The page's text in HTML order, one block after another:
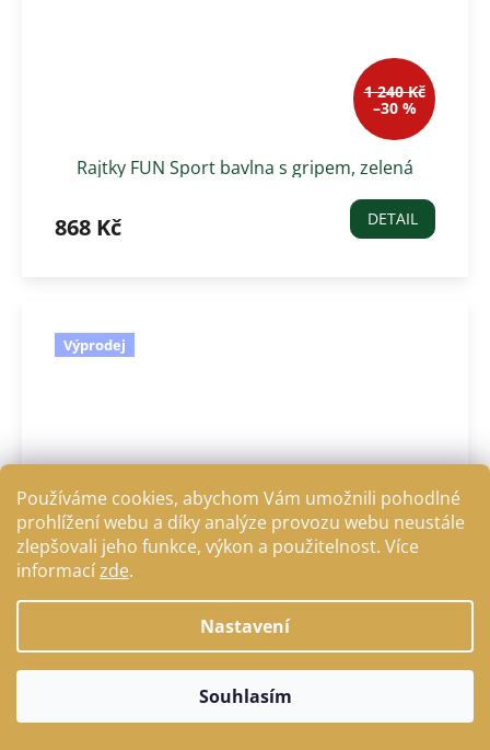
Používáme cookies, abychom Vám umožnili pohodlné
prohlížení webu a díky analýze provozu webu neustále
zlepšovali jeho funkce, výkon a použitelnost. Více
informacízde.
Nastavení
Souhlasím
1 240 Kč
–30 %
Rajtky FUN Sport bavlna s gripem, zelená
868 Kč DETAIL
Výprodej